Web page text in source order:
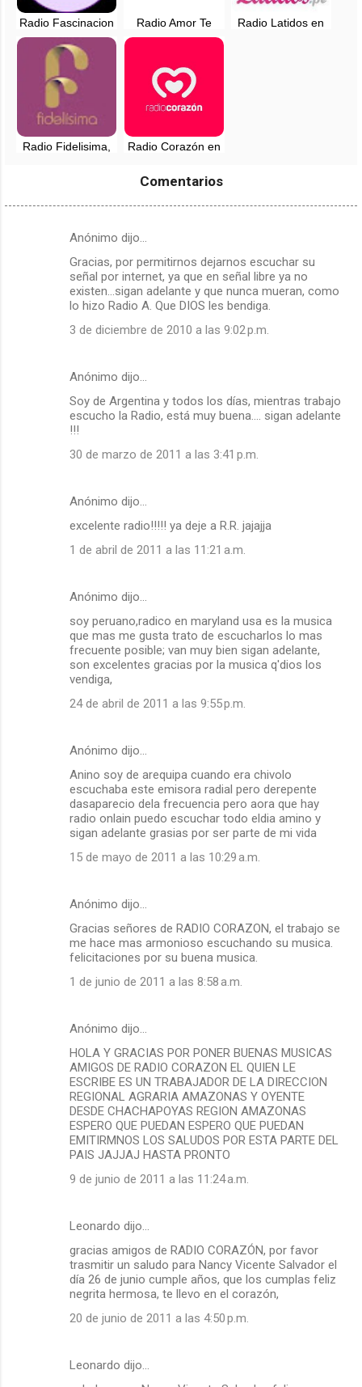
Radio Fascinacion
en vivo - Lima,
Perú
Radio Amor Te
ama, en vivo -
Radio Latidos en
Radio Fidelisima,
Radio Corazón en
Comentarios
Anónimo dijo…
Gracias, por permitirnos dejarnos escuchar su
señal por internet, ya que en señal libre ya no
existen...sigan adelante y que nunca mueran, como
lo hizo Radio A. Que DIOS les bendiga.
3 de diciembre de 2010 a las 9:02 p.m.
Anónimo dijo…
Soy de Argentina y todos los días, mientras trabajo
escucho la Radio, está muy buena.... sigan adelante
!!!
30 de marzo de 2011 a las 3:41 p.m.
Anónimo dijo…
excelente radio!!!!! ya deje a R.R. jajajja
1 de abril de 2011 a las 11:21 a.m.
Anónimo dijo…
soy peruano,radico en maryland usa es la musica
que mas me gusta trato de escucharlos lo mas
frecuente posible; van muy bien sigan adelante,
son excelentes gracias por la musica q'dios los
vendiga,
24 de abril de 2011 a las 9:55 p.m.
Anónimo dijo…
Anino soy de arequipa cuando era chivolo
escuchaba este emisora radial pero derepente
dasaparecio dela frecuencia pero aora que hay
radio onlain puedo escuchar todo eldia amino y
sigan adelante grasias por ser parte de mi vida
15 de mayo de 2011 a las 10:29 a.m.
Anónimo dijo…
Gracias señores de RADIO CORAZON, el trabajo se
me hace mas armonioso escuchando su musica.
felicitaciones por su buena musica.
1 de junio de 2011 a las 8:58 a.m.
Anónimo dijo…
HOLA Y GRACIAS POR PONER BUENAS MUSICAS
AMIGOS DE RADIO CORAZON EL QUIEN LE
ESCRIBE ES UN TRABAJADOR DE LA DIRECCION
REGIONAL AGRARIA AMAZONAS Y OYENTE
DESDE CHACHAPOYAS REGION AMAZONAS
ESPERO QUE PUEDAN ESPERO QUE PUEDAN
EMITIRMNOS LOS SALUDOS POR ESTA PARTE DEL
PAIS JAJJAJ HASTA PRONTO
9 de junio de 2011 a las 11:24 a.m.
Leonardo dijo…
gracias amigos de RADIO CORAZÓN, por favor
trasmitir un saludo para Nancy Vicente Salvador el
día 26 de junio cumple años, que los cumplas feliz
negrita hermosa, te llevo en el corazón,
20 de junio de 2011 a las 4:50 p.m.
Leonardo dijo…